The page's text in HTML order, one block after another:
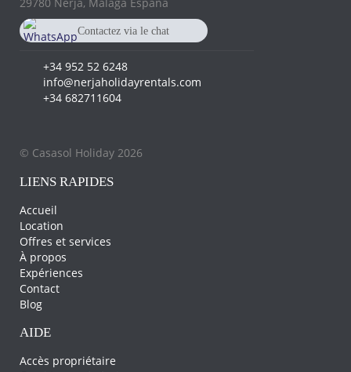
Contactez via le chat
+34 952 52 6248
info@nerjaholidayrentals.com
+34 682711604
© Casasol Holiday 2026
LIENS RAPIDES
Accueil
Location
Offres et services
À propos
Expériences
Contact
Blog
AIDE
Accès propriétaire